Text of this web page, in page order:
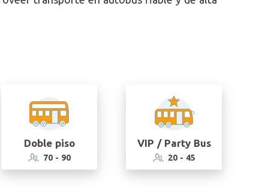
Doble piso
70 - 90
VIP / Party Bus
20 - 45